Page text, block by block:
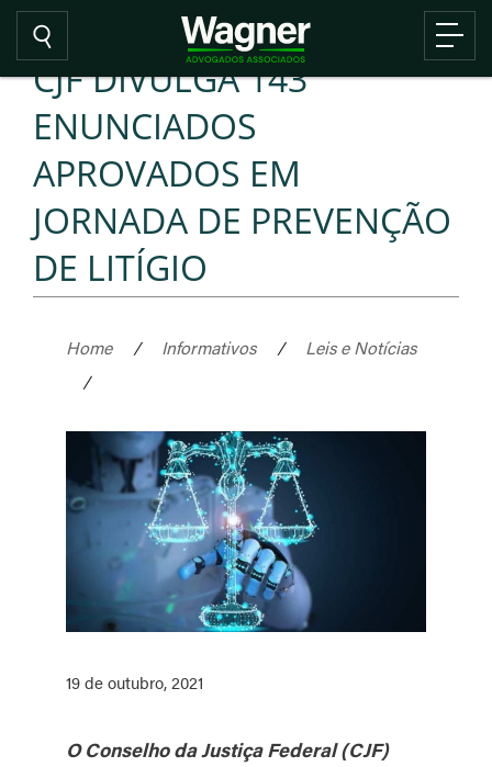
CJF DIVULGA 143
ENUNCIADOS
APROVADOS EM
JORNADA DE PREVENÇÃO
DE LITÍGIO
Home / Informativos /
Leis e Notícias
/
19 de outubro, 2021
O Conselho da Justiça Federal (CJF)